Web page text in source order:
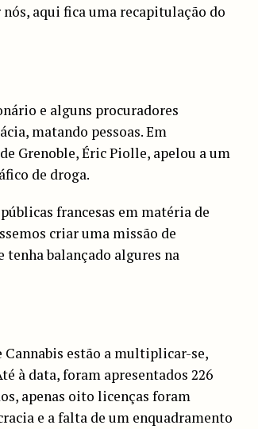
aqui fica uma recapitulação do
e alguns procuradores
matando pessoas. Em
Grenoble, Éric Piolle, apelou a um
de droga.
francesas em matéria de
criar uma missão de
balançado algures na
Cannabis estão a multiplicar-se,
à data, foram apresentados 226
apenas oito licenças foram
e a falta de um enquadramento